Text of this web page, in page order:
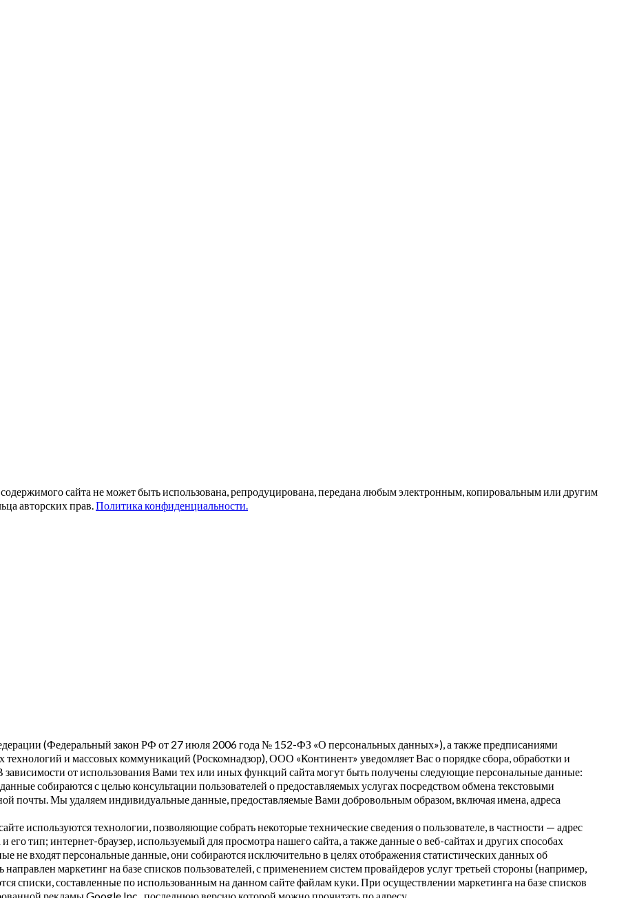
сайта не может быть использована, репродуцирована, передана любым электронным, копировальным или другим
авторских прав.Политика конфиденциальности.
(Федеральный закон РФ от 27 июля 2006 года № 152-ФЗ «О персональных данных»), а также предписаниями
и массовых коммуникаций (Роскомнадзор), ООО «Континент» уведомляет Вас о порядке сбора, обработки и
от использования Вами тех или иных функций сайта могут быть получены следующие персональные данные:
собираются с целью консультации пользователей о предоставляемых услугах посредством обмена текстовыми
почты. Мы удаляем индивидуальные данные, предоставляемые Вами добровольным образом, включая имена, адреса
используются технологии, позволяющие собрать некоторые технические сведения о пользователе, в частности — адрес
тип; интернет-браузер, используемый для просмотра нашего сайта, а также данные о веб-сайтах и других способах
не входят персональные данные, они собираются исключительно в целях отображения статистических данных об
маркетинг на базе списков пользователей, с применением систем провайдеров услуг третьей стороны (например,
списки, составленные по использованным на данном сайте файлам куки. При осуществлении маркетинга на базе списков